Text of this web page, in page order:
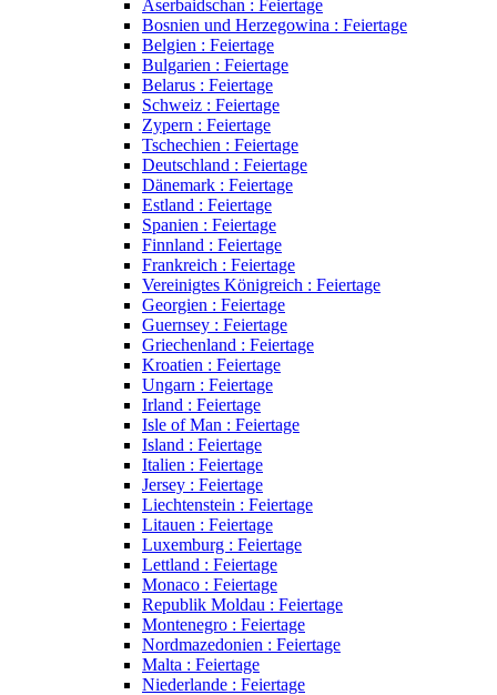
Aserbaidschan : Feiertage
Bosnien und Herzegowina : Feiertage
Belgien : Feiertage
Bulgarien : Feiertage
Belarus : Feiertage
Schweiz : Feiertage
Zypern : Feiertage
Tschechien : Feiertage
Deutschland : Feiertage
Dänemark : Feiertage
Estland : Feiertage
Spanien : Feiertage
Finnland : Feiertage
Frankreich : Feiertage
Vereinigtes Königreich : Feiertage
Georgien : Feiertage
Guernsey : Feiertage
Griechenland : Feiertage
Kroatien : Feiertage
Ungarn : Feiertage
Irland : Feiertage
Isle of Man : Feiertage
Island : Feiertage
Italien : Feiertage
Jersey : Feiertage
Liechtenstein : Feiertage
Litauen : Feiertage
Luxemburg : Feiertage
Lettland : Feiertage
Monaco : Feiertage
Republik Moldau : Feiertage
Montenegro : Feiertage
Nordmazedonien : Feiertage
Malta : Feiertage
Niederlande : Feiertage